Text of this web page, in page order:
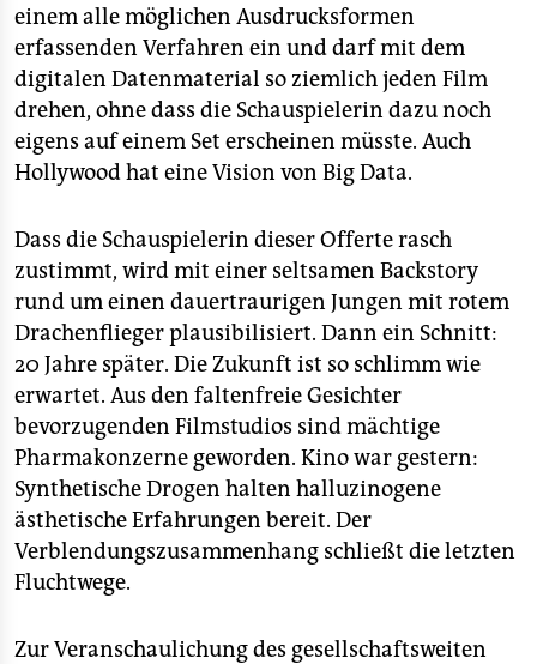
einem alle möglichen Ausdrucksformen
erfassenden Verfahren ein und darf mit dem
digitalen Datenmaterial so ziemlich jeden Film
drehen, ohne dass die Schauspielerin dazu noch
eigens auf einem Set erscheinen müsste. Auch
Hollywood hat eine Vision von Big Data.
Dass die Schauspielerin dieser Offerte rasch
zustimmt, wird mit einer seltsamen Backstory
rund um einen dauertraurigen Jungen mit rotem
Drachenflieger plausibilisiert. Dann ein Schnitt:
20 Jahre später. Die Zukunft ist so schlimm wie
erwartet. Aus den faltenfreie Gesichter
bevorzugenden Filmstudios sind mächtige
Pharmakonzerne geworden. Kino war gestern:
Synthetische Drogen halten halluzinogene
ästhetische Erfahrungen bereit. Der
Verblendungszusammenhang schließt die letzten
Fluchtwege.
Zur Veranschaulichung des gesellschaftsweiten